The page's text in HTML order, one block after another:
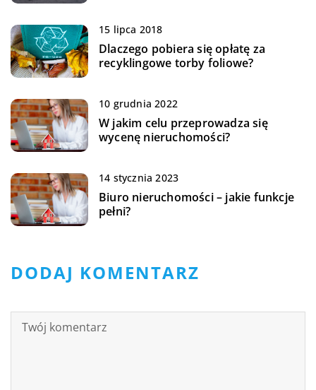
15 lipca 2018
Dlaczego pobiera się opłatę za
recyklingowe torby foliowe?
10 grudnia 2022
W jakim celu przeprowadza się
wycenę nieruchomości?
14 stycznia 2023
Biuro nieruchomości – jakie funkcje
pełni?
DODAJ KOMENTARZ